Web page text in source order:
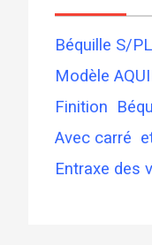
galleryBéquille S/
Modèle
Finition
Avec carré
Entraxe des